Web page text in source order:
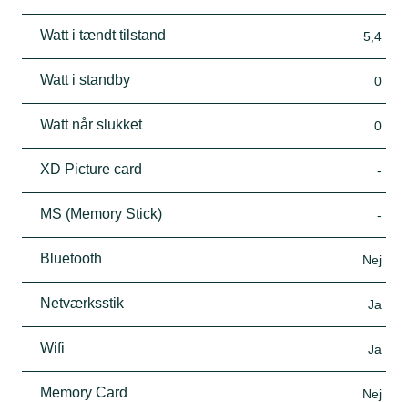
Watt i tændt tilstand 5,4
Watt i standby 0
Watt når slukket 0
XD Picture card -
MS (Memory Stick) -
Bluetooth Nej
Netværksstik Ja
Wifi Ja
Memory Card Nej